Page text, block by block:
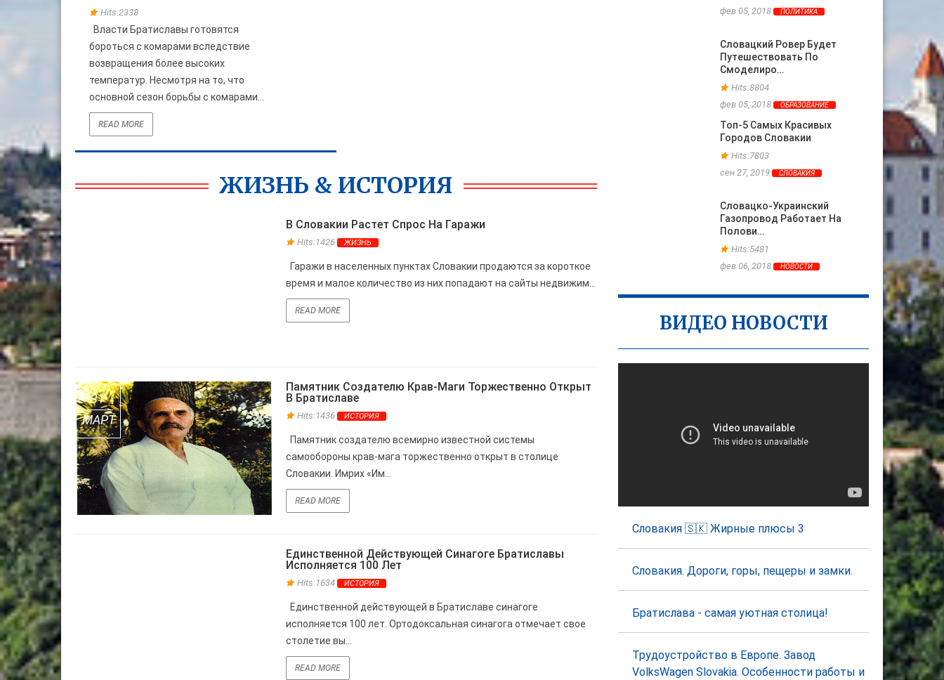
Hits:2338
Власти Братиславы готовятся
бороться с комарами вследствие
возвращения более высоких
температур. Несмотря на то, что
основной сезон борьбы с комарами...
READ MORE
ЖИЗНЬ & ИСТОРИЯ
В Словакии Растет Спрос На Гаражи
Hits:1426 ЖИЗНЬ
Гаражи в населенных пунктах Словакии продаются за короткое
время и малое количество из них попадают на сайты недвижим...
READ MORE
Памятник Создателю Крав-Маги Торжественно Открыт
В Братиславе
Hits:1436 ИСТОРИЯ
Памятник создателю всемирно известной системы
самообороны крав-мага торжественно открыт в столице
Словакии. Имрих «Им...
31
МАРТ
READ MORE
Единственной Действующей Синагоге Братиславы
Исполняется 100 Лет
Hits:1634 ИСТОРИЯ
Единственной действующей в Братиславе синагоге
исполняется 100 лет. Ортодоксальная синагога отмечает свое
столетие вы...
READ MORE
фев 05, 2018
ПОЛИТИКА
Словацкий Ровер Будет
Путешествовать По
Смоделиро…
Hits:8804
фев 05, 2018
ОБРАЗОВАНИЕ
Топ-5 Самых Красивых
Городов Словакии
Hits:7803
сен 27, 2019
СЛОВАКИЯ
Словацко-Украинский
Газопровод Работает На
Полови…
Hits:5481
фев 06, 2018
НОВОСТИ
ВИДЕО НОВОСТИ
Словакия 🇸🇰 Жирные плюсы 3
Словакия. Дороги, горы, пещеры и замки.
Братислава - самая уютная столица!
Трудоустройство в Европе. Завод
VolksWagen Slovakia. Особенности работы и